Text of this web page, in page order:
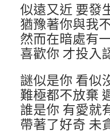
似遠又近 要發
猶豫著你與我
然而在暗處有
喜歡你 才投入
謎似是你 看似
難極都不放棄
誰是你 有愛就
帶著了好奇 未